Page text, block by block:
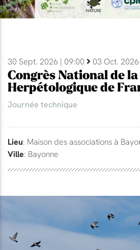
30 Sept. 2026 | 09:00 03 Oct.
Congrès National de
Herpétologique de
Journée technique
Lieu: Maison des associations à
Ville: Bayonne